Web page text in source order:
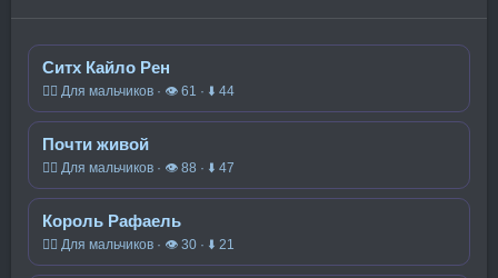
Ситх Кайло Рен
🧍‍♂️ Для мальчиков · 👁 61 · ⬇ 44
Почти живой
🧍‍♂️ Для мальчиков · 👁 88 · ⬇ 47
Король Рафаель
🧍‍♂️ Для мальчиков · 👁 30 · ⬇ 21